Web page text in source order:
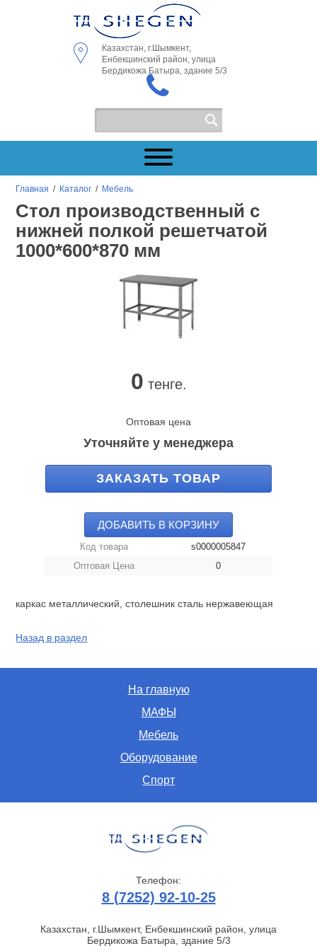
Казахстан, г.Шымкент,
Енбекшинский район, улица
Бердикожа Батыра, здание 5/3
Главная / Каталог / Мебель
Стол производственный с
нижней полкой решетчатой
1000*600*870 мм
0 тенге.
Оптовая цена
Уточняйте у менеджера
ЗАКАЗАТЬ ТОВАР
ДОБАВИТЬ В КОРЗИНУ
Код товара
s0000005847
Оптовая Цена
0
каркас металлический, столешник сталь нержавеющая
Назад в раздел
На главную
МАФЫ
Мебель
Оборудование
Спорт
Казахстан, г.Шымкент, Енбекшинский район, улица
Бердикожа Батыра, здание 5/3
Телефон:
8 (7252) 92-10-25